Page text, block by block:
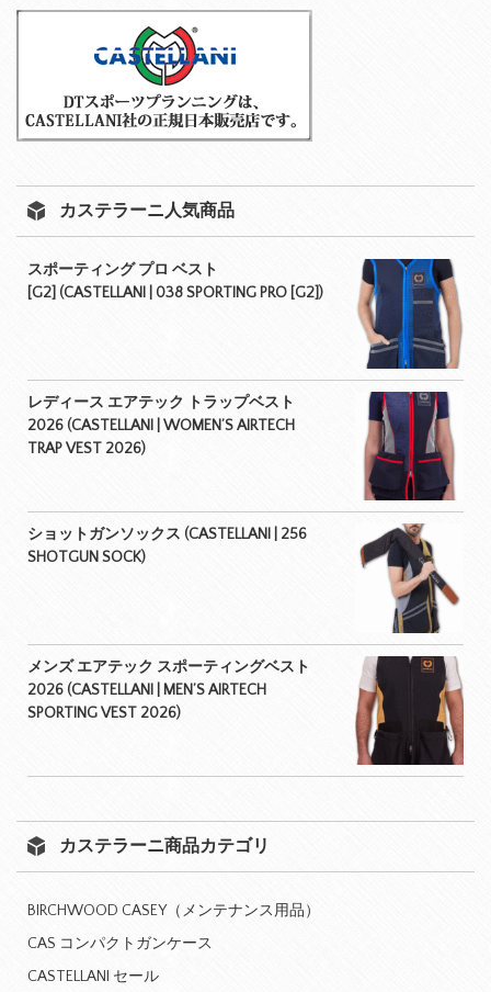
カステラーニ人気商品
スポーティング プロ ベスト
[G2] (CASTELLANI | 038 SPORTING PRO [G2])
レディース エアテック トラップベスト
2026 (CASTELLANI | WOMEN’S AIRTECH
TRAP VEST 2026)
ショットガンソックス (CASTELLANI | 256
SHOTGUN SOCK)
メンズ エアテック スポーティングベスト
2026 (CASTELLANI | MEN’S AIRTECH
SPORTING VEST 2026)
カステラーニ商品カテゴリ
BIRCHWOOD CASEY（メンテナンス用品）
CAS コンパクトガンケース
CASTELLANI セール